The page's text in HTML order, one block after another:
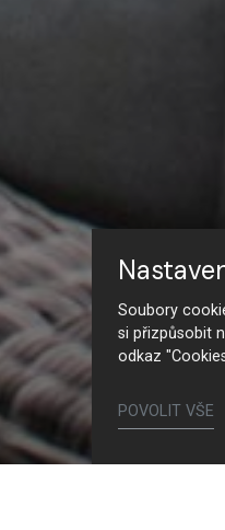
Soubory
si přizpůsobit
odkaz
POVOLIT VŠE